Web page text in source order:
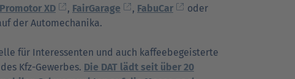
Promotor XD , FairGarage , FabuCar
oder
der Automechanika.
für Interessenten und auch kaffeebegeisterte
Kfz-Gewerbes. Die DAT lädt seit über 20